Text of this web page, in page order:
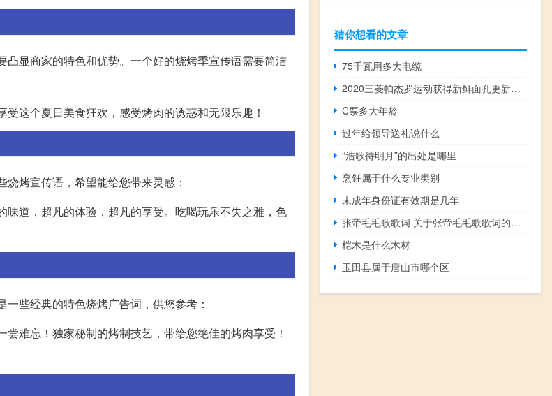
显商家的特色和优势。一个好的烧烤季宣传语需要简洁
这个夏日美食狂欢，感受烤肉的诱惑和无限乐趣！
烤宣传语，希望能给您带来灵感：
道，超凡的体验，超凡的享受。吃喝玩乐不失之雅，色
些经典的特色烧烤广告词，供您参考：
难忘！独家秘制的烤制技艺，带给您绝佳的烤肉享受！
猜你想看的文章
75千瓦用多大电缆
2020三菱帕杰罗运动获得新鲜面孔更新内饰
C票多大年龄
过年给领导送礼说什么
“浩歌待明月”的出处是哪里
烹饪属于什么专业类别
未成年身份证有效期是几年
张帝毛毛歌歌词 关于张帝毛毛歌歌词的介绍
桤木是什么木材
玉田县属于唐山市哪个区